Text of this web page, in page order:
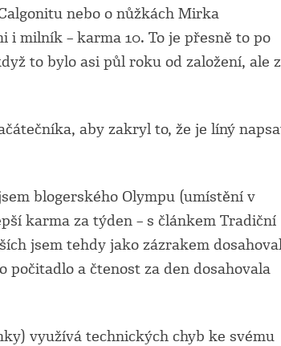
nebo o nůžkách Mirka
milník – karma 10. To je přesně to po
to bylo asi půl roku od založení, ale
aby zakryl to, že je líný
blogerského Olympu (umístění v
karma za týden – s článkem Tradiční
jsem tehdy jako zázrakem
počitadlo a čtenost za den dosahovala
využívá technických chyb ke svému